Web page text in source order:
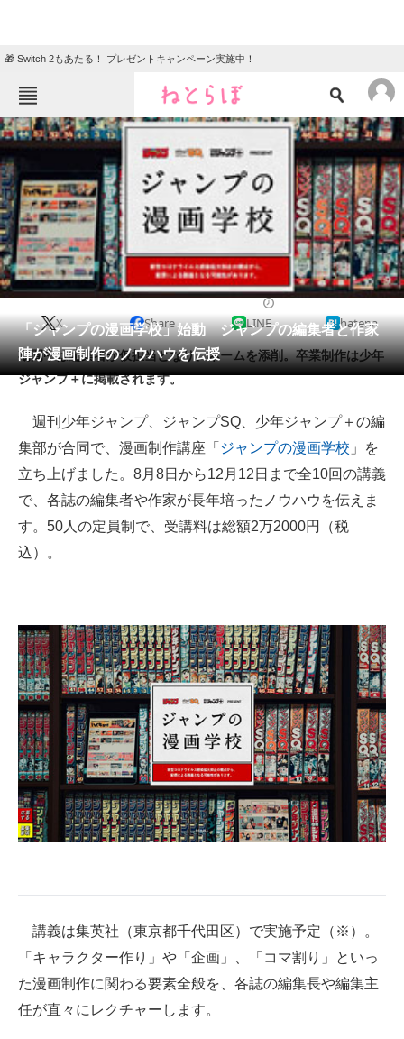
🎁 Switch 2もあたる！ プレゼントキャンペーン実施中！
ねとらぼメニュー
TOP ニュース
エンタメ クイズ
グルメ 地域
住まい 教育・育児
動物 リサーチ
会員記事
メディア
ITの今と未来を見通す
スマホと通信の最新トレンド
進化するPCとデバイスの未来
好きが集まる 比べて選べる
AI活用のいまが分かる
企業ITのトレンドを詳説
経営リーダーのコミュニティ
マーケ×ITの今がよく分かる
ITエンジニア向け専門サイト
企業向けIT製品の総合サイト
エレクトロニクス専門サイト
「ジャンプの漫画学校」始動 ジャンプの編集者と作家
陣が漫画制作のノウハウを伝授
X Share LINE hatena
期間中は編集者が仮担当となり、ネームを添削。卒業制作は少年
ジャンプ＋に掲載されます。
週刊少年ジャンプ、ジャンプSQ、少年ジャンプ＋の編
集部が合同で、漫画制作講座「 ジャンプの漫画学校 」を
立ち上げました。8月8日から12月12日まで全10回の講義
で、各誌の編集者や作家が長年培ったノウハウを伝えま
す。50人の定員制で、受講料は総額2万2000円（税
込）。
講義は集英社（東京都千代田区）で実施予定（※）。
「キャラクター作り」や「企画」、「コマ割り」といっ
た漫画制作に関わる要素全般を、各誌の編集長や編集主
任が直々にレクチャーします。